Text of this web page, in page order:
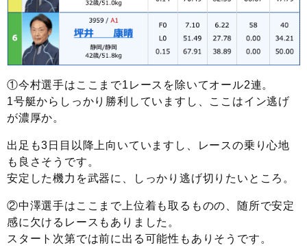
①今村選手はここまで1レースを除いてオール2連。
1号艇からしっかり勝利していますし、ここはイン逃げ
が濃厚か。
出足も3日目以降上向いていますし、レースの乗り心地
も良さそうです。
安定した機力を武器に、しっかり逃げ切りたいところ。
②中澤選手はここまで上位着も取るものの、随所で安定
感に欠けるレースもありました。
スタート次第では前に出る可能性もありそうです。